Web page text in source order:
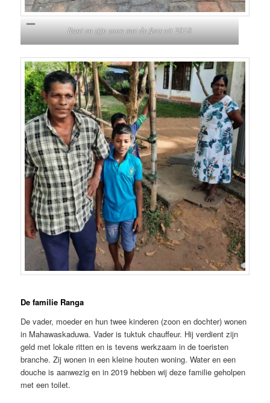
Rani en zijn zoon met de fiets uit 2018
De familie Ranga
De vader, moeder en hun twee kinderen (zoon en dochter) wonen
in Mahawaskaduwa. Vader is tuktuk chauffeur. Hij verdient zijn
geld met lokale ritten en is tevens werkzaam in de toeristen
branche. Zij wonen in een kleine houten woning. Water en een
douche is aanwezig en in 2019 hebben wij deze familie geholpen
met een toilet.